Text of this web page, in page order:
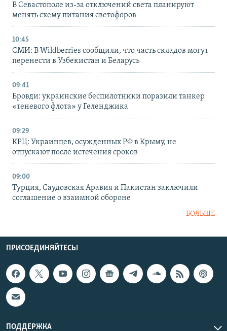
В Севастополе из-за отключений света планируют
менять схему питания светофоров
10:45
СМИ: В Wildberries сообщили, что часть складов могут
перенести в Узбекистан и Беларусь
09:41
Бровди: украинские беспилотники поразили танкер
«теневого флота» у Геленджика
09:29
КРЦ: Украинцев, осужденных РФ в Крыму, не
отпускают после истечения сроков
09:00
Турция, Саудовская Аравия и Пакистан заключили
соглашение о взаимной обороне
БОЛЬШЕ
ПРИСОЕДИНЯЙТЕСЬ!
ПОДДЕРЖКА